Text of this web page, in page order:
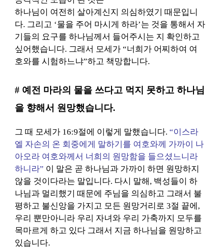
하나님이 여전히 살아계신지 의심하였기 때문입니
다. 그리고 ‘물을 주어 마시게 하라’는 것을 통해서 자
기들의 요구를 하나님께서 들어주시는 지 확인하고
싶어했습니다. 그래서 모세가 “너희가 어찌하여 여
호와를 시험하느냐”하고 책망합니다.
# 예전 마라의 물을 쓰다고 먹지 못하고 하나님
을 향해서 원망했습니다.
그 때 모세가 16:9절에 이렇게 말했습니다. “이스라
엘 자손의 온 회중에게 말하기를 여호와께 가까이 나
아오라 여호와께서 너희의 원망함을 들으셨느니라
하니라” 이 말은 곧 하나님과 가까이 하면 원망하지
않을 것이다라는 말입니다. 다시 말해, 백성들이 하
나님과 멀리했기 때문에 주님을 의심하고 그래서 불
평하고 불신앙을 가지고 모든 원망거리로 3절 끝에,
우리 뿐만아니라 우리 자녀와 우리 가축까지 모두를
목마르게 하고 있다 그래서 지금 하나님을 원망하고
있습니다.